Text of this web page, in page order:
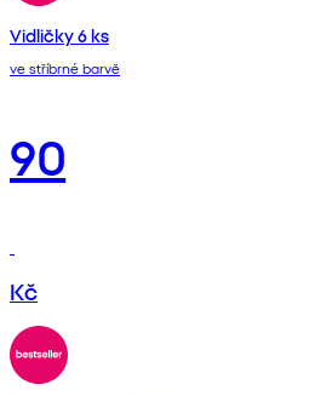
Vidličky 6 ks
ve stříbrné barvě
90
Kč